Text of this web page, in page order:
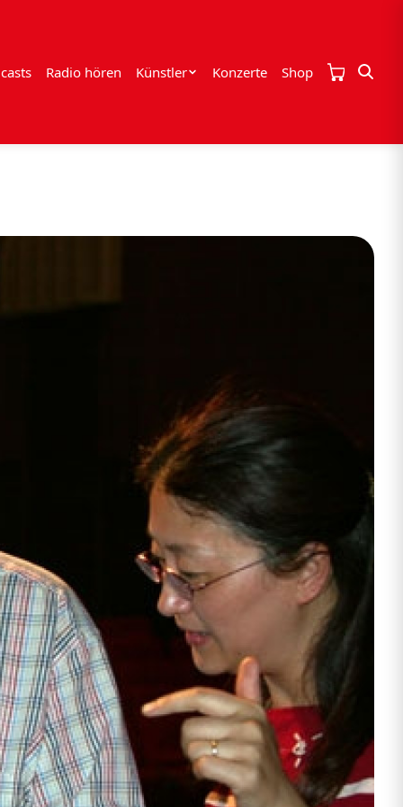
Radio hören Künstler Konzerte Shop